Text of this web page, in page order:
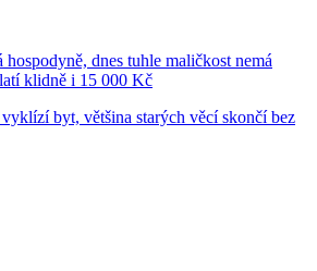
dnes tuhle maličkost nemá
klidně i 15 000 Kč
byt, většina starých věcí skončí bez